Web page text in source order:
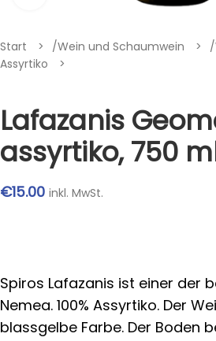
Start /Wein und Schaumwein /
Assyrtiko
Lafazanis
assyrtiko, 750
€15.00 inkl. MwSt.
Spiros Lafazanis ist einer der
Nemea. 100% Assyrtiko. Der
blassgelbe Farbe. Der Boden